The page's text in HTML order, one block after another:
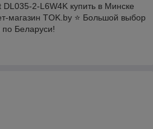
2-L6W4K купить в Минске
магазин TOK.by ⭐️ Большой выбор
по Беларуси!